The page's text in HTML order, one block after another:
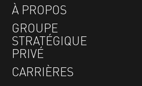
À PROPOS
GROUPE
STRATÉGIQUE
PRIVÉ
CARRIÈRES